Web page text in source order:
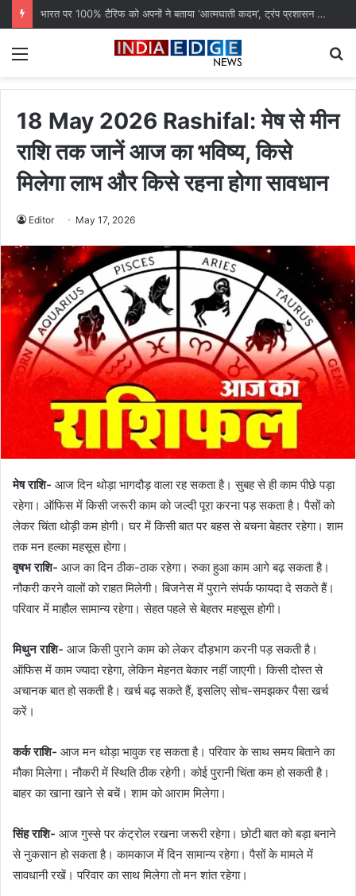
भारत पर 100% टैरिफ को अपनों ने बताया ‘आत्मघाती कदम’, ट्रंप प्रशासन पर उठे सवाल
Menu
18 May 2026 Rashifal: मेष से मीन
राशि तक जानें आज का भविष्य, किसे
मिलेगा लाभ और किसे रहना होगा सावधान
Editor May 17, 2026
मेष राशि- आज दिन थोड़ा भागदौड़ वाला रह सकता है। सुबह से ही काम पीछे पड़ा
रहेगा। ऑफिस में किसी जरूरी काम को जल्दी पूरा करना पड़ सकता है। पैसों को
लेकर चिंता थोड़ी कम होगी। घर में किसी बात पर बहस से बचना बेहतर रहेगा। शाम
तक मन हल्का महसूस होगा।
वृषभ राशि- आज का दिन ठीक-ठाक रहेगा। रुका हुआ काम आगे बढ़ सकता है।
नौकरी करने वालों को राहत मिलेगी। बिजनेस में पुराने संपर्क फायदा दे सकते हैं।
परिवार में माहौल सामान्य रहेगा। सेहत पहले से बेहतर महसूस होगी।
मिथुन राशि- आज किसी पुराने काम को लेकर दौड़भाग करनी पड़ सकती है।
ऑफिस में काम ज्यादा रहेगा, लेकिन मेहनत बेकार नहीं जाएगी। किसी दोस्त से
अचानक बात हो सकती है। खर्च बढ़ सकते हैं, इसलिए सोच-समझकर पैसा खर्च
करें।
कर्क राशि- आज मन थोड़ा भावुक रह सकता है। परिवार के साथ समय बिताने का
मौका मिलेगा। नौकरी में स्थिति ठीक रहेगी। कोई पुरानी चिंता कम हो सकती है।
बाहर का खाना खाने से बचें। शाम को आराम मिलेगा।
सिंह राशि- आज गुस्से पर कंट्रोल रखना जरूरी रहेगा। छोटी बात को बड़ा बनाने
से नुकसान हो सकता है। कामकाज में दिन सामान्य रहेगा। पैसों के मामले में
सावधानी रखें। परिवार का साथ मिलेगा तो मन शांत रहेगा।